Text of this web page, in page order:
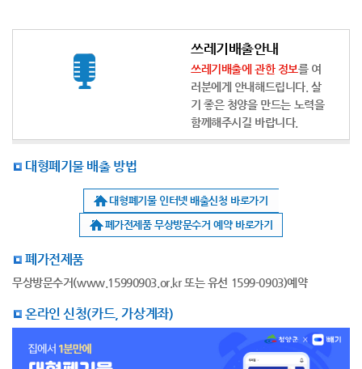
쓰레기배출안내
쓰레기배출에 관한 정보를 여
러분에게 안내해드립니다. 살
기 좋은 청양을 만드는 노력을
함께해주시길 바랍니다.
대형폐기물 배출 방법
대형폐기물 인터넷 배출신청 바로가기
폐가전제품 무상방문수거 예약 바로가기
폐가전제품
무상방문수거(www.15990903.or.kr 또는 유선 1599-0903)예약
온라인 신청(카드, 가상계좌)